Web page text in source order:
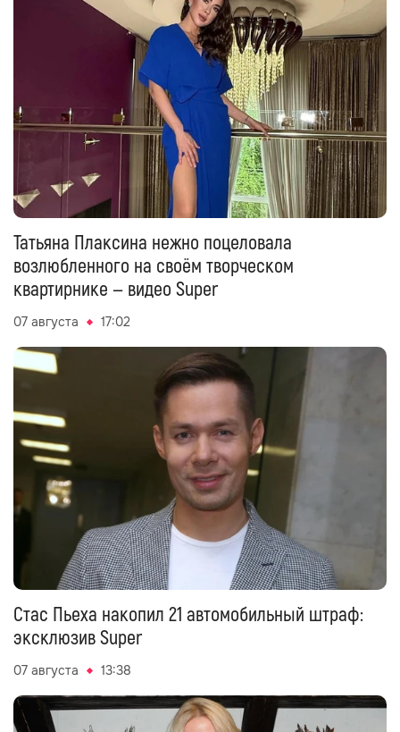
Татьяна Плаксина нежно поцеловала
возлюбленного на своём творческом
квартирнике — видео Super
07 августа 17:02
Стас Пьеха накопил 21 автомобильный штраф:
эксклюзив Super
07 августа 13:38